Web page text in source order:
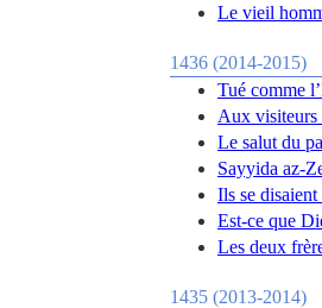
Le vieil
1436 (2014-2015)
Tué comme
Aux visiteurs
Le salut du
Sayyida az-
Ils se
Est-ce que
Les deux
1435 (2013-2014)